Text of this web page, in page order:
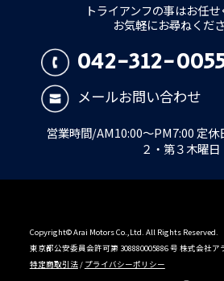
トライアンフの事はお任せ
お気軽にお尋ねくださ
042-312-
メールお問い合わせ
営業時間/AM10:00～PM7:00 定
２・第３木曜日
Copyright© Arai Motors Co.,Ltd. All Rights Reserved.
東京都公安委員会許可第 308880005886 号 株式会社ア
特定商取引法/ プライバシーポリシー